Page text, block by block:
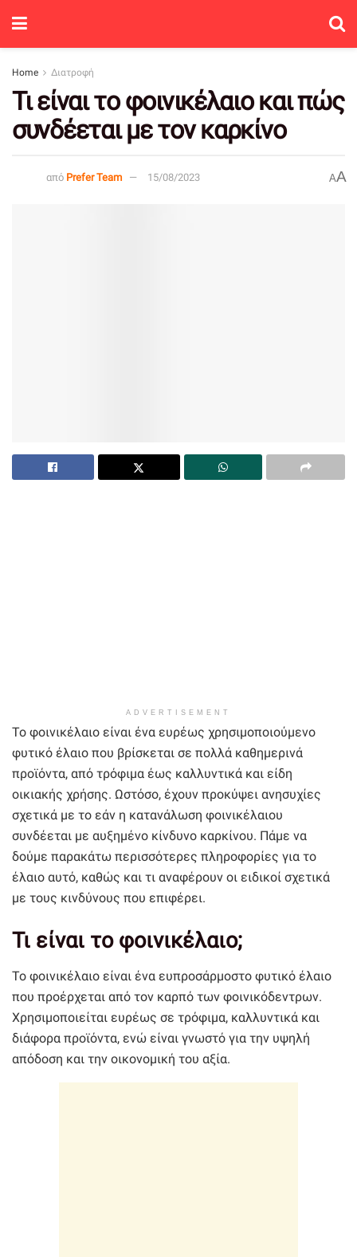
Home Διατροφή
Τι είναι το φοινικέλαιο και πώς
συνδέεται με τον καρκίνο
από Prefer Team 15/08/2023 AA
ADVERTISEMENT
Το φοινικέλαιο είναι ένα ευρέως χρησιμοποιούμενο
φυτικό έλαιο που βρίσκεται σε πολλά καθημερινά
προϊόντα, από τρόφιμα έως καλλυντικά και είδη
οικιακής χρήσης. Ωστόσο, έχουν προκύψει ανησυχίες
σχετικά με το εάν η κατανάλωση φοινικέλαιου
συνδέεται με αυξημένο κίνδυνο καρκίνου. Πάμε να
δούμε παρακάτω περισσότερες πληροφορίες για το
έλαιο αυτό, καθώς και τι αναφέρουν οι ειδικοί σχετικά
με τους κινδύνους που επιφέρει.
Τι είναι το φοινικέλαιο;
Το φοινικέλαιο είναι ένα ευπροσάρμοστο φυτικό έλαιο
που προέρχεται από τον καρπό των φοινικόδεντρων.
Χρησιμοποιείται ευρέως σε τρόφιμα, καλλυντικά και
διάφορα προϊόντα, ενώ είναι γνωστό για την υψηλή
απόδοση και την οικονομική του αξία.